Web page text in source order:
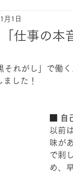
仕事の
月1日
それがし」で働
した！
■ 自
以前
味が
で刺
め、